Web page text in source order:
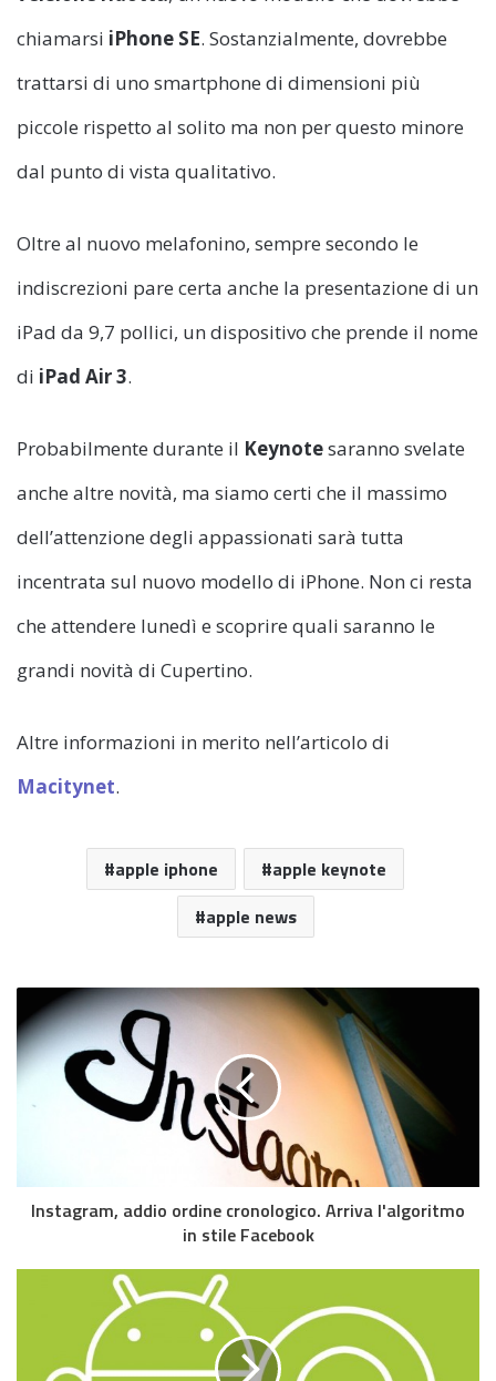
chiamarsi iPhone SE. Sostanzialmente, dovrebbe
trattarsi di uno smartphone di dimensioni più
piccole rispetto al solito ma non per questo minore
dal punto di vista qualitativo.
Oltre al nuovo melafonino, sempre secondo le
indiscrezioni pare certa anche la presentazione di un
iPad da 9,7 pollici, un dispositivo che prende il nome
di iPad Air 3.
Probabilmente durante il Keynotesaranno svelate
anche altre novità, ma siamo certi che il massimo
dell’attenzione degli appassionati sarà tutta
incentrata sul nuovo modello di iPhone. Non ci resta
che attendere lunedì e scoprire quali saranno le
grandi novità di Cupertino.
Altre informazioni in merito nell’articolo di
Macitynet.
apple iphone
apple keynote
apple news
Instagram, addio ordine cronologico. Arriva l'algoritmo
in stile Facebook